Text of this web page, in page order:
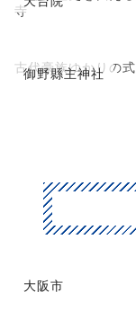
寺
御野縣主神社
古代豪族ゆかりの
大阪市